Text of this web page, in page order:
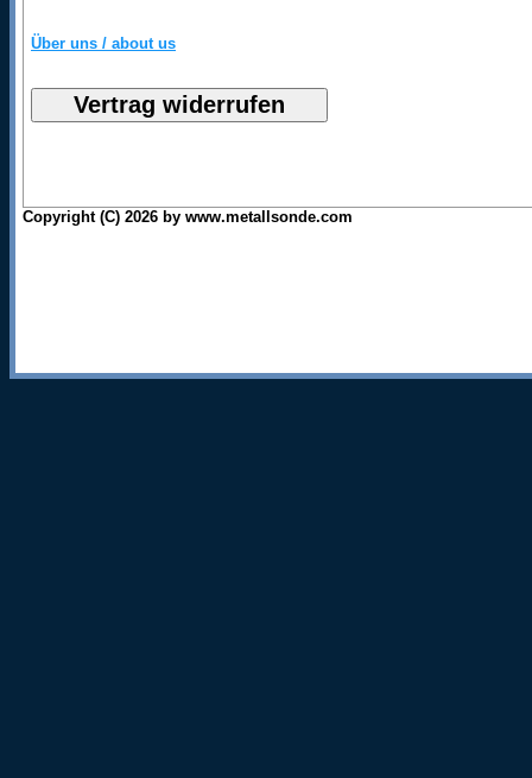
Über uns / about us
Copyright (C) 2026 by www.metallsonde.com